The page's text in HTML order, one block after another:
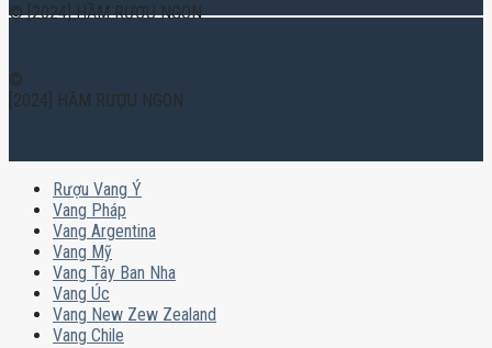
© [2024] HẦM RƯỢU NGON
©
[2024] HẦM RƯỢU NGON
Rượu Vang Ý
Vang Pháp
Vang Argentina
Vang Mỹ
Vang Tây Ban Nha
Vang Úc
Vang New Zew Zealand
Vang Chile